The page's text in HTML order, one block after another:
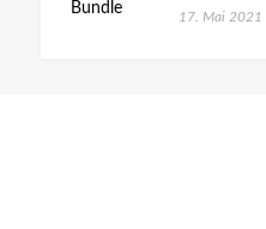
17. Mai 2021